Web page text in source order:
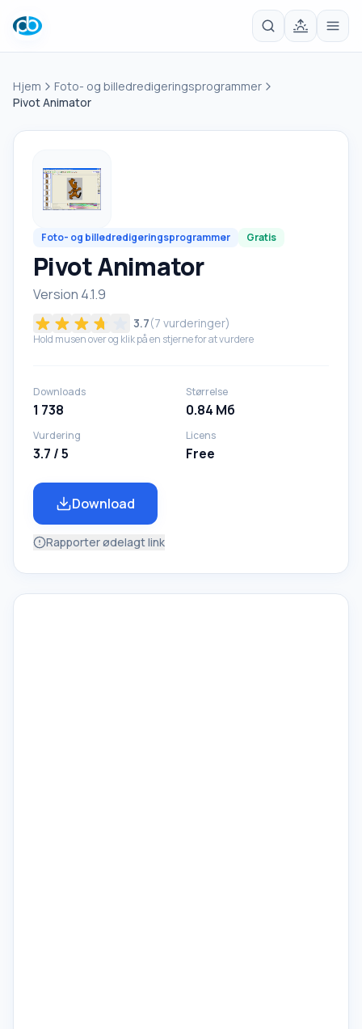
Hjem
Foto- og billedredigeringsprogrammer
Pivot Animator
Foto- og billedredigeringsprogrammer Gratis
Pivot Animator
Version 4.1.9
3.7(7 vurderinger)
Hold musen over og klik på en stjerne for at vurdere
Downloads
1 738
Størrelse
0.84 Mб
Vurdering
3.7 / 5
Licens
Free
Download
Rapporter ødelagt link